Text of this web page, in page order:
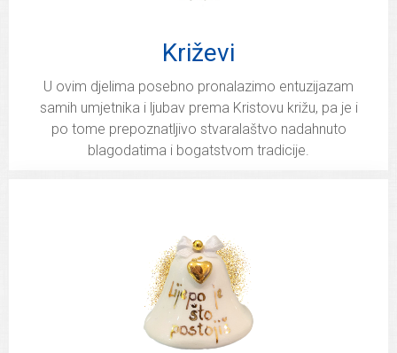
Križevi
U ovim djelima posebno pronalazimo entuzijazam
samih umjetnika i ljubav prema Kristovu križu, pa je i
po tome prepoznatljivo stvaralaštvo nadahnuto
blagodatima i bogatstvom tradicije.